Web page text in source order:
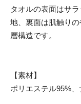
タオルの表面はサ
地、裏面は肌触り
層構造です。
【素材】
ポリエステル95%